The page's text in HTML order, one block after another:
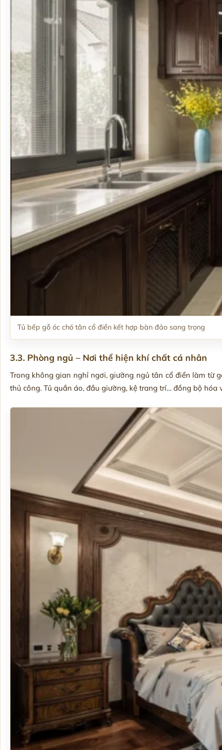
Tủ bếp gỗ óc chó tân cổ điển kết hợp bàn đảo sang trọng
3.3. Phòng ngủ – Nơi thể hiện khí chất cá nhân
Trong không gian nghỉ ngơi, giường ngủ tân cổ điển làm từ
thủ công. Tủ quần áo, đầu giường, kệ trang trí… đồng bộ hóa